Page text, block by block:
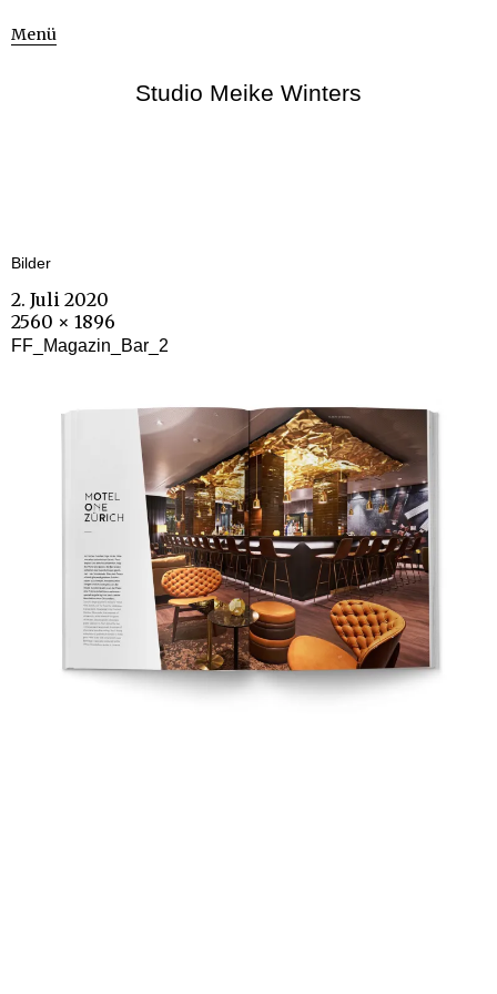
Menü
Studio Meike Winters
Bilder
2. Juli 2020
2560 × 1896
FF_Magazin_Bar_2